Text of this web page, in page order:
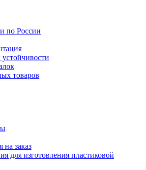
по России
товаров
на заказ
для изготовления пластиковой